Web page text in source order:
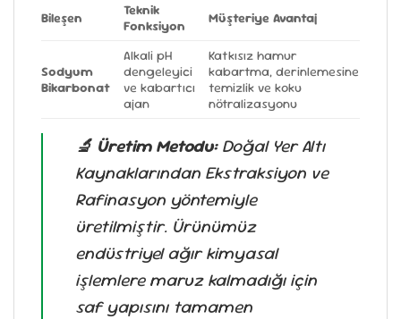
Bileşen
Teknik
Fonksiyon
Müşteriye Avantaj
Sodyum
Bikarbonat
Alkali pH
dengeleyici
ve kabartıcı
ajan
Katkısız hamur
kabartma, derinlemesine
temizlik ve koku
nötralizasyonu
🔬 Üretim Metodu:Doğal Yer Altı
Kaynaklarından Ekstraksiyon ve
Rafinasyon yöntemiyle
üretilmiştir. Ürünümüz
endüstriyel ağır kimyasal
işlemlere maruz kalmadığı için
saf yapısını tamamen